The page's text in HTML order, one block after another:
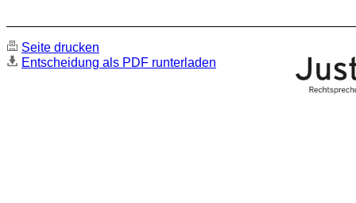
Seite drucken
Entscheidung als PDF runterladen